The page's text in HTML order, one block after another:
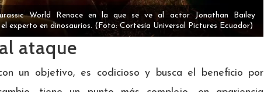
World Renace en la que se ve al actor Jonathan Bailey
experto en dinosaurios. (Foto: Cortesía Universal Pictures Ecuador)
ataque
un objetivo, es codicioso y busca el beneficio por